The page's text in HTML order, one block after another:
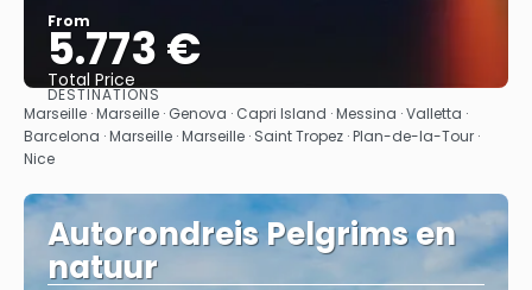
From
5.773 €
Total Price
See
DESTINATIONS
Marseille · Marseille · Genova · Capri Island · Messina · Valletta ·
Barcelona · Marseille · Marseille · Saint Tropez · Plan-de-la-Tour ·
Nice
Autorondreis Pelgrims en
natuur